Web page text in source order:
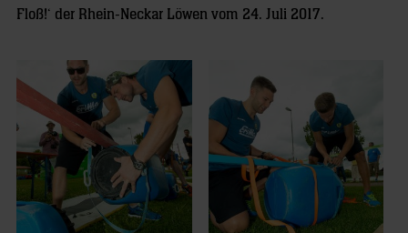
Floß!‘ der Rhein-Neckar Löwen vom 24. Juli 2017.